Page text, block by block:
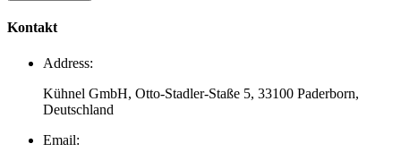
Kontakt
Address:
Kühnel GmbH, Otto-Stadler-Staße 5, 33100 Paderborn,
Deutschland
Email: